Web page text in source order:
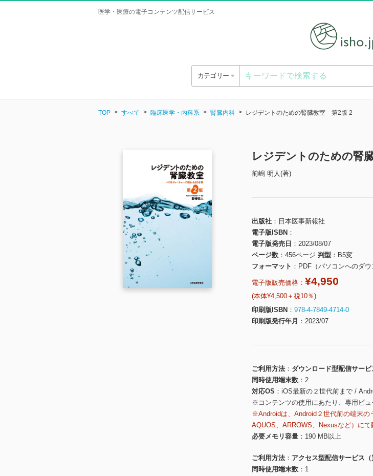
医学・医療の電子コンテンツ配信サービス
カテゴリー
TOP すべて 臨床医学・内科系 腎臓内科 レジデントのための腎臓教室 第2版 2
レジデントのための腎
前嶋 明人(著)
出版社
日本医事新報社
電子版ISBN
電子版発売日
2023/08/07
ページ数
456ページ 判型
B5変
フォーマット
PDF（パソコンへのダウ
電子版販売価格： ¥4,950
(本体¥4,500＋税10％)
印刷版ISBN
978-4-7849-4714-0
印刷版発行年月
2023/07
ご利用方法
ダウンロード型配信サービ
同時使用端末数
2
対応OS
iOS最新の２世代前まで /
※コンテンツの使用にあたり、専用ビ
※Androidは、Android２世代前の端末の
AQUOS、ARROWS、Nexusなど）に
必要メモリ容量
190 MB以上
ご利用方法
アクセス型配信サービス（
同時使用端末数
1